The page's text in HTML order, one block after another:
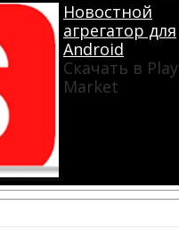
Новостной
агрегатор для
Android
Скачать в Play
Market